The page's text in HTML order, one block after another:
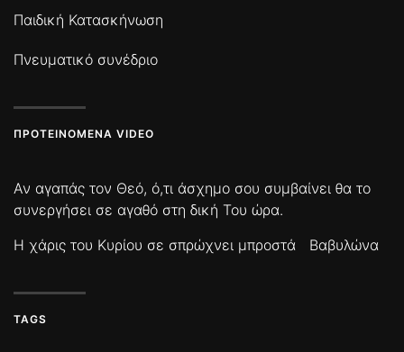
Παιδική Κατασκήνωση
Πνευματικό συνέδριο
ΠΡΟΤΕΙΝΌΜΕΝΑ VIDEO
Αν αγαπάς τον Θεό, ό,τι άσχημο σου συμβαίνει θα το
συνεργήσει σε αγαθό στη δική Του ώρα.
Η χάρις του Κυρίου σε σπρώχνει μπροστά
Βαβυλώνα
TAGS